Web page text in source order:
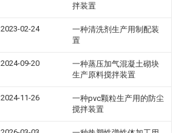
拌装置
2023-02-24
一种清洗剂生产用制配装
置
2024-09-20
一种蒸压加气混凝土砌块
生产原料搅拌装置
2024-11-26
一种pvc颗粒生产用的防尘
搅拌装置